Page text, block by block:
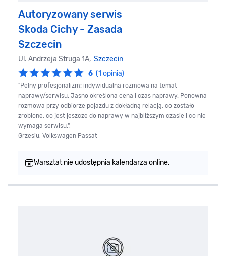
Autoryzowany serwis
Skoda Cichy - Zasada
Szczecin
Ul. Andrzeja Struga 1A, Szczecin
6 (1 opinia)
"Pełny profesjonalizm: indywidualna rozmowa na temat
naprawy/serwisu. Jasno określona cena i czas naprawy. Ponowna
rozmowa przy odbiorze pojazdu z dokładną relacją, co zostało
zrobione, co jest jeszcze do naprawy w najbliższym czasie i co nie
wymaga serwisu.",
Grzesiu, Volkswagen Passat
Warsztat nie udostępnia kalendarza online.